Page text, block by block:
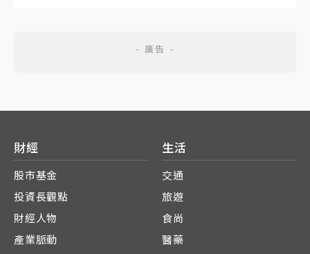
財經
股市基金
投資長觀點
財經人物
產業脈動
生活
交通
旅遊
食尚
醫藥